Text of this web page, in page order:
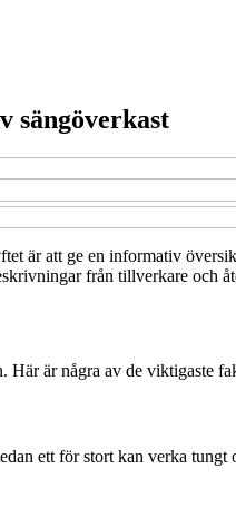
sängöverkast
är att ge en informativ
från tillverkare och
är några av de viktigaste
ett för stort kan verka